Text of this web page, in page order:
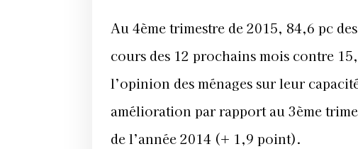
Au 4ème trimestre de 2015, 84,6 pc
cours des 12 prochains mois contre
l’opinion des ménages sur leur
amélioration par rapport au 3ème
de l’année 2014 (+ 1,9 point).